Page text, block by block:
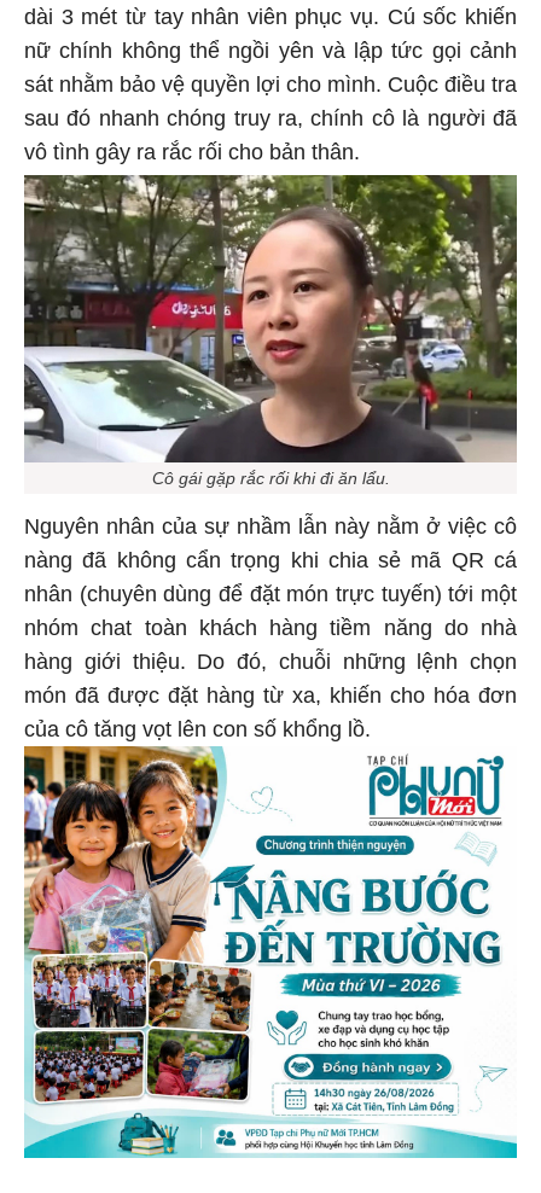
dài 3 mét từ tay nhân viên phục vụ. Cú sốc khiến
nữ chính không thể ngồi yên và lập tức gọi cảnh
sát nhằm bảo vệ quyền lợi cho mình. Cuộc điều tra
sau đó nhanh chóng truy ra, chính cô là người đã
vô tình gây ra rắc rối cho bản thân.
Cô gái gặp rắc rối khi đi ăn lẩu.
Nguyên nhân của sự nhầm lẫn này nằm ở việc cô
nàng đã không cẩn trọng khi chia sẻ mã QR cá
nhân (chuyên dùng để đặt món trực tuyến) tới một
nhóm chat toàn khách hàng tiềm năng do nhà
hàng giới thiệu. Do đó, chuỗi những lệnh chọn
món đã được đặt hàng từ xa, khiến cho hóa đơn
của cô tăng vọt lên con số khổng lồ.